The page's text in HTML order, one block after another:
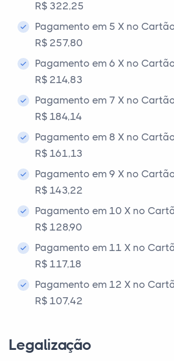
R$ 322,25
Pagamento em 5 X no
R$ 257,80
Pagamento em 6 X no
R$ 214,83
Pagamento em 7 X no
R$ 184,14
Pagamento em 8 X no
R$ 161,13
Pagamento em 9 X no
R$ 143,22
Pagamento em 10 X no
R$ 128,90
Pagamento em 11 X no
R$ 117,18
Pagamento em 12 X no
R$ 107,42
Legalização